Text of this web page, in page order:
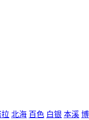
北海 百色 白银 本溪